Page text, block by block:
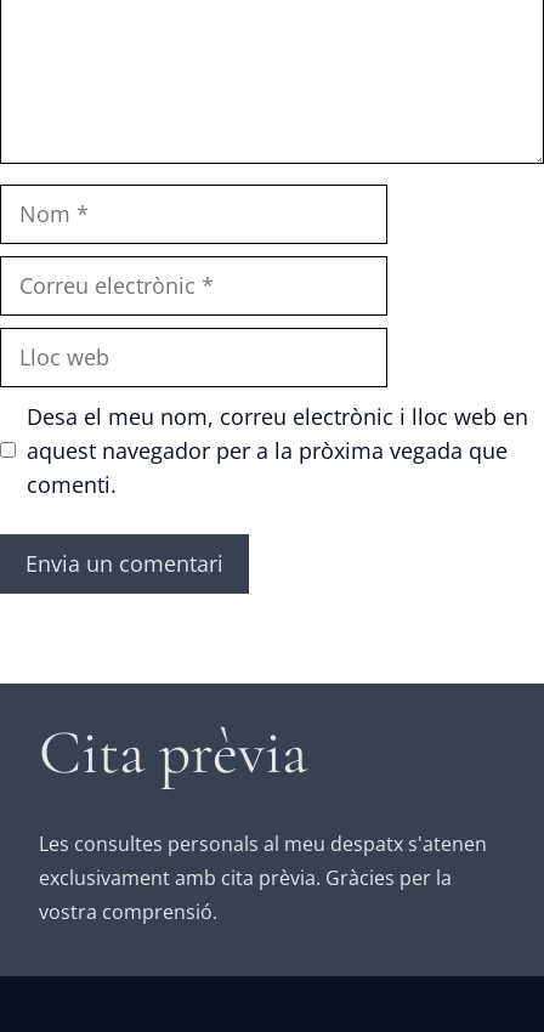
Nom
Correu
Lloc
Desa el meu nom, correu electrònic i lloc web en
aquest navegador per a la pròxima vegada que
comenti.
Cita prèvia
Les consultes personals al meu despatx s'atenen
exclusivament amb cita prèvia. Gràcies per la
vostra comprensió.